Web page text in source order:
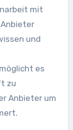
mit
und
es
zu
Anbieter um